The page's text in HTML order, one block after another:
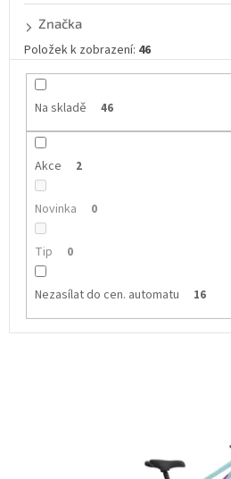
Na skladě 46
Akce 2
Novinka 0
Tip 0
Nezasílat do cen. automatu 16
Značka
Položek k zobrazení: 46